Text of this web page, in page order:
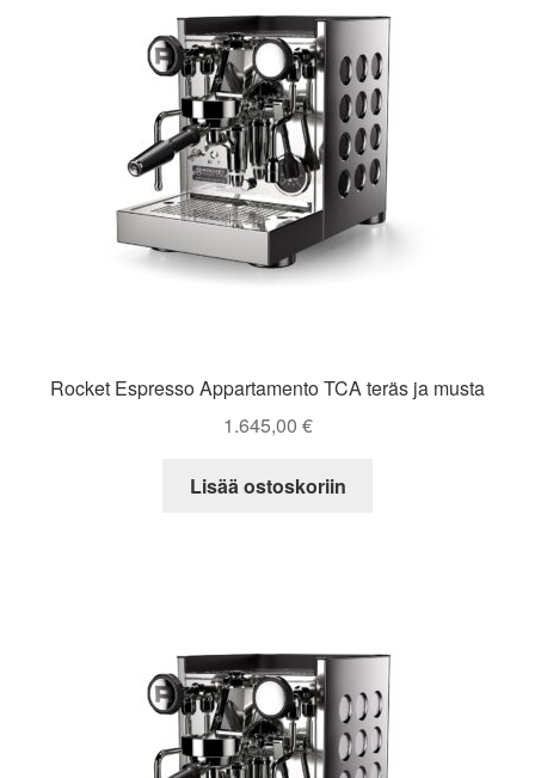
Rocket Espresso Appartamento TCA teräs ja musta
1.645,00 €
Lisää ostoskoriin